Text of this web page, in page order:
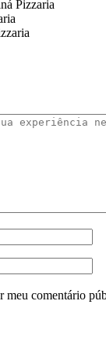
Pizzaria
meu comentário